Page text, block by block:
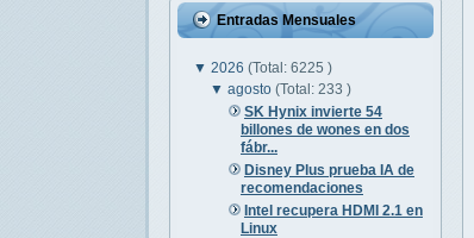
Entradas Mensuales
▼ 2026 (Total: 6225 )
▼agosto(Total: 233 )
SK Hynix invierte 54
billones de wones en dos
fábr...
Disney Plus prueba IA de
recomendaciones
Intel recupera HDMI 2.1 en
Linux